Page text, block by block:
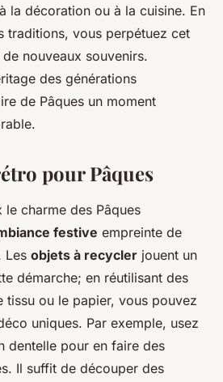
la décoration ou à la cuisine. En
traditions, vous perpétuez cet
nouveaux souvenirs.
des générations
de Pâques un moment
pour Pâques
le charme des Pâques
festive empreinte de
Les objets à recycler jouent un
démarche; en réutilisant des
tissu ou le papier, vous pouvez
uniques. Par exemple, usez
dentelle pour en faire des
Il suffit de découper des